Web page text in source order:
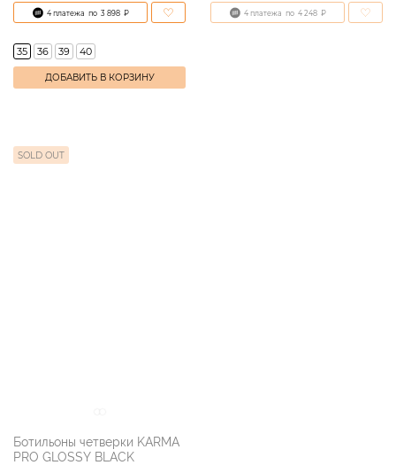
4 платежа по 3 898 ₽
35 36 39 40
ДОБАВИТЬ В КОРЗИНУ
4 платежа по 4 248 ₽
SOLD OUT
Ботильоны четверки KARMA
PRO GLOSSY BLACK